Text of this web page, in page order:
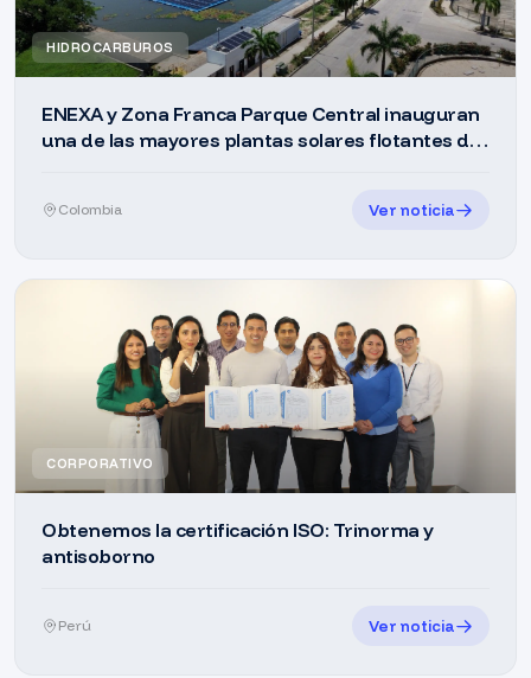
HIDROCARBUROS
ENEXA y Zona Franca Parque Central inauguran
una de las mayores plantas solares flotantes de
Colombia Ver noticia
CORPORATIVO
Obtenemos la certificación ISO: Trinorma y
antisoborno
Perú Ver noticia